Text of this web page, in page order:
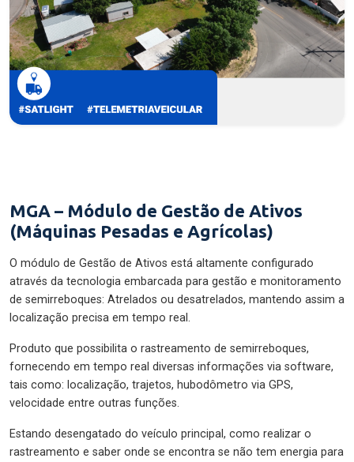
MGA – Módulo de Gestão de Ativos
(Máquinas Pesadas e Agrícolas)
O módulo de Gestão de Ativos está altamente configurado
através da tecnologia embarcada para gestão e monitoramento
de semirreboques: Atrelados ou desatrelados, mantendo assim a
localização precisa em tempo real.
Produto que possibilita o rastreamento de semirreboques,
fornecendo em tempo real diversas informações via software,
tais como: localização, trajetos, hubodômetro via GPS,
velocidade entre outras funções.
Estando desengatado do veículo principal, como realizar o
rastreamento e saber onde se encontra se não tem energia para